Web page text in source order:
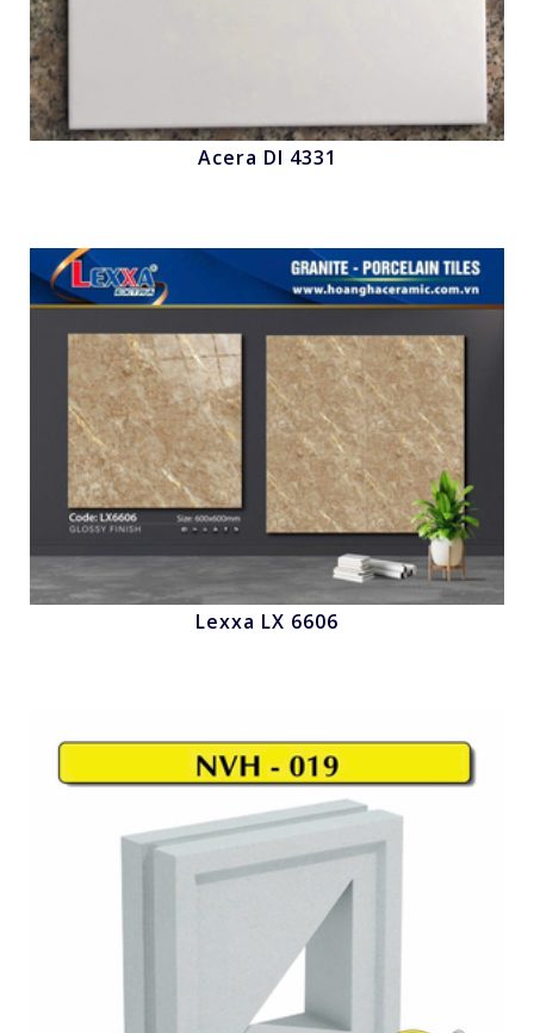
Nhấn để xem
Acera Dl 4331
Nhấn để xem
Lexxa LX 6606